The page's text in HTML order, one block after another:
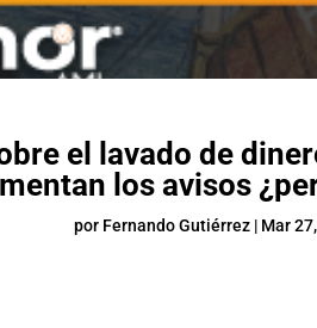
el lavado de
los avisos
por Fernando Gutiérrez| Mar